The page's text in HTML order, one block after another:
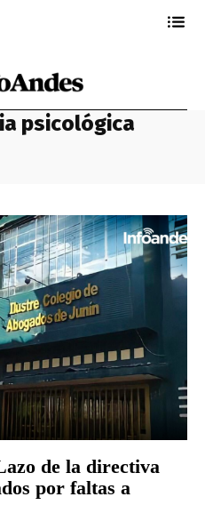
psicológica
de la directiva
por faltas a